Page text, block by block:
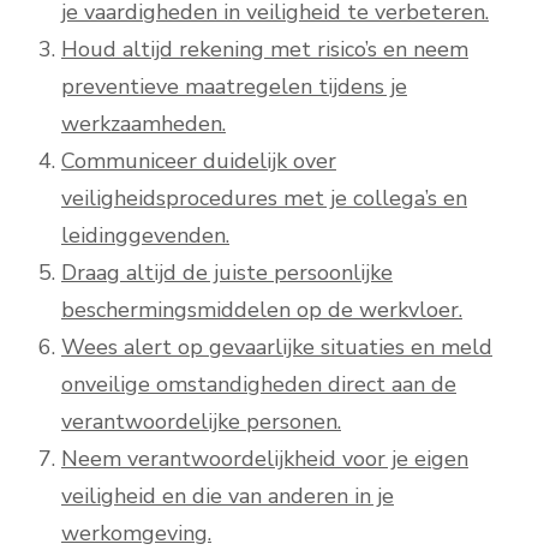
je vaardigheden in veiligheid te verbeteren.
Houd altijd rekening met risico’s en neem
preventieve maatregelen tijdens je
werkzaamheden.
Communiceer duidelijk over
veiligheidsprocedures met je collega’s en
leidinggevenden.
Draag altijd de juiste persoonlijke
beschermingsmiddelen op de werkvloer.
Wees alert op gevaarlijke situaties en meld
onveilige omstandigheden direct aan de
verantwoordelijke personen.
Neem verantwoordelijkheid voor je eigen
veiligheid en die van anderen in je
werkomgeving.